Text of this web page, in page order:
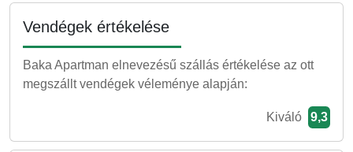
Vendégek értékelése
Baka Apartman elnevezésű szállás értékelése az ott
megszállt vendégek véleménye alapján:
Kiváló 9,3